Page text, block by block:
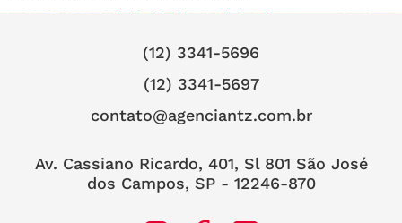
(12) 3341-5696
(12) 3341-5697
contato@agenciantz.com.br
Av. Cassiano Ricardo, 401, Sl 801 São José
dos Campos, SP - 12246-870